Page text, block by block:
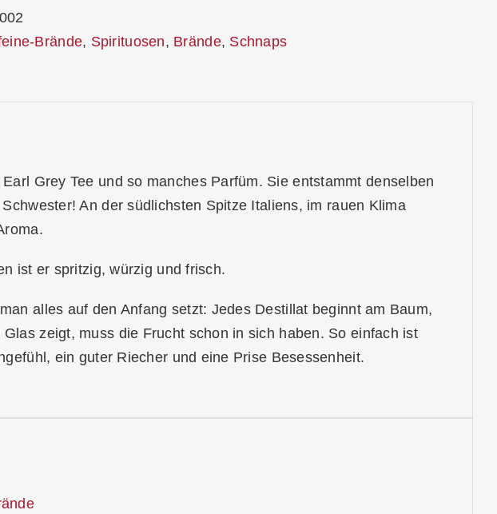
Brände, Spirituosen, Brände, Schnaps
Grey Tee und so manches Parfüm. Sie entstammt denselben
An der südlichsten Spitze Italiens, im rauen Klima
ist er spritzig, würzig und frisch.
alles auf den Anfang setzt: Jedes Destillat beginnt am Baum,
zeigt, muss die Frucht schon in sich haben. So einfach ist
ein guter Riecher und eine Prise Besessenheit.